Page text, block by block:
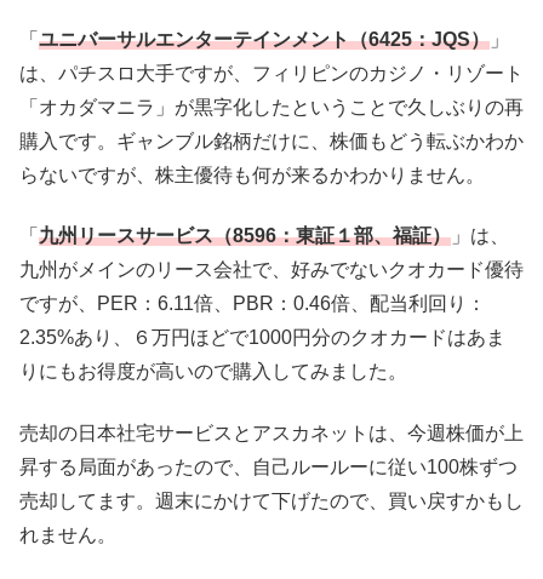
「 ユニバーサルエンターテインメント（6425：JQS） 」
は、パチスロ大手ですが、フィリピンのカジノ・リゾート
「オカダマニラ」が黒字化したということで久しぶりの再
購入です。ギャンブル銘柄だけに、株価もどう転ぶかわか
らないですが、株主優待も何が来るかわかりません。
「 九州リースサービス（8596：東証１部、福証） 」は、
九州がメインのリース会社で、好みでないクオカード優待
ですが、PER：6.11倍、PBR：0.46倍、配当利回り：
2.35%あり、６万円ほどで1000円分のクオカードはあま
りにもお得度が高いので購入してみました。
売却の日本社宅サービスとアスカネットは、今週株価が上
昇する局面があったので、自己ルールーに従い100株ずつ
売却してます。週末にかけて下げたので、買い戻すかもし
れません。